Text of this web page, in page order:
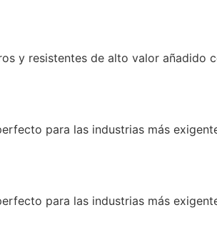
y resistentes de alto valor añadido
para las industrias más
para las industrias más